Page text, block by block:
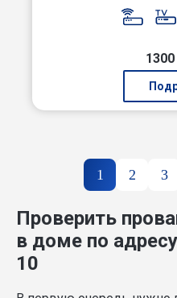
1300
1 2 3
Проверить
в доме по
10